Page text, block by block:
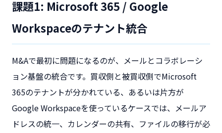
課題1: Microsoft 365 / Google
Workspaceのテナント統合
M&Aで最初に問題になるのが、メールとコラボレーシ
ョン基盤の統合です。買収側と被買収側でMicrosoft
365のテナントが分かれている、あるいは片方が
Google Workspaceを使っているケースでは、メールア
ドレスの統一、カレンダーの共有、ファイルの移行が必